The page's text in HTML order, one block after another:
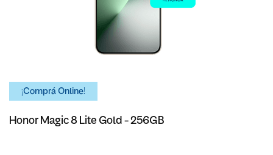
¡Comprá Online!
Honor Magic 8 Lite Gold - 256GB